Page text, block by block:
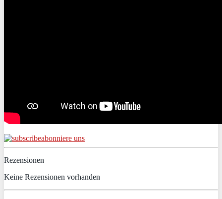
abonniere uns
Rezensionen
Keine Rezensionen vorhanden